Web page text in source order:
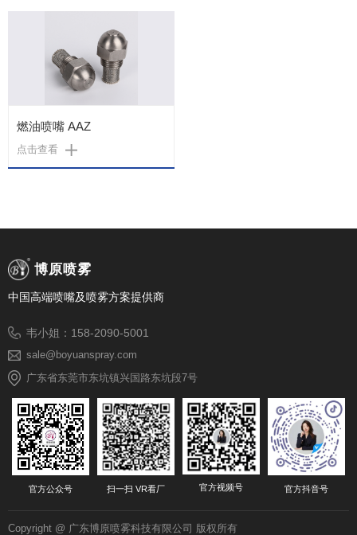
燃油喷嘴 AAZ
点击查看
博原喷雾
中国高端喷嘴及喷雾方案提供商
韦小姐：158-2090-5001
sale@boyuanspray.com
广东省东莞市东坑镇兴国路东坑段7号
官方公众号 扫一扫 VR看厂 官方视频号 官方抖音号
Copyright @ 广东博原喷雾科技有限公司 版权所有